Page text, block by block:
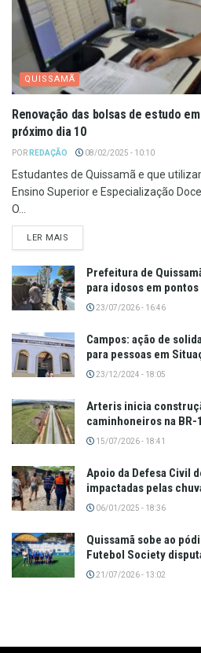
QUISSAMÃ
Renovação das bolsas de estudo
próximo dia 10
POR REDAÇÃO 08/02/2025 - 10:10
Estudantes de Quissamã e que
Ensino Superior e Especialização
O...
LER MAIS
Prefeitura de
para idosos em
23/07/2026 - 16:46
Campos: ação de
para pessoas em
23/12/2024 - 18:05
Arteris inicia
caminhoneiros na BR-
15/07/2026 - 18:41
Apoio da Defesa Civil
impactadas pelas
06/01/2025 - 18:36
Quissamã sobe ao
Futebol Society
21/07/2026 - 13:02